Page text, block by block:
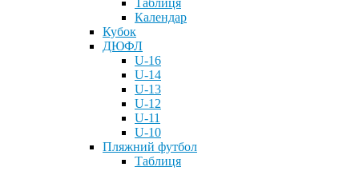
Таблиця
Календар
Кубок
ДЮФЛ
U-16
U-14
U-13
U-12
U-11
U-10
Пляжний футбол
Таблиця